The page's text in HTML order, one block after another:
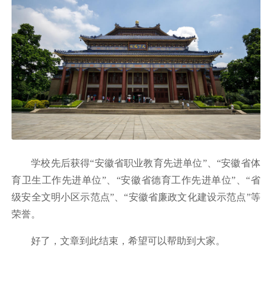
学校先后获得“安徽省职业教育先进单位”、“安徽省体
育卫生工作先进单位”、“安徽省德育工作先进单位”、“省
级安全文明小区示范点”、“安徽省廉政文化建设示范点”等
荣誉。
好了，文章到此结束，希望可以帮助到大家。